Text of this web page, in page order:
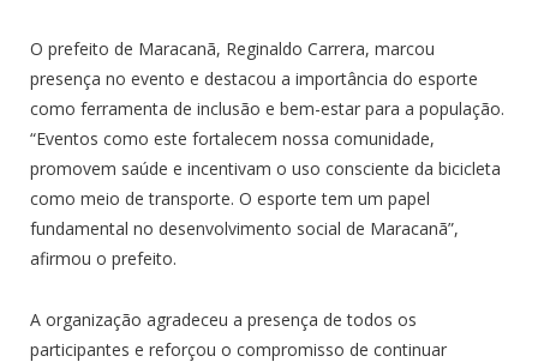
O prefeito de Maracanã, Reginaldo Carrera, marcou
presença no evento e destacou a importância do esporte
como ferramenta de inclusão e bem-estar para a população.
“Eventos como este fortalecem nossa comunidade,
promovem saúde e incentivam o uso consciente da bicicleta
como meio de transporte. O esporte tem um papel
fundamental no desenvolvimento social de Maracanã”,
afirmou o prefeito.
A organização agradeceu a presença de todos os
participantes e reforçou o compromisso de continuar